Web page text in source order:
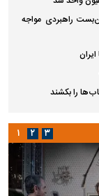
بن‌بست راهبردی مواجه
۱ ۲ ۳